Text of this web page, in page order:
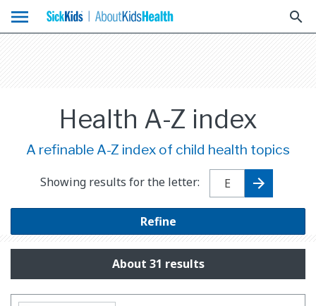
menu search
Health A-Z index
A refinable A-Z index of child health topics
Showing results for the letter:
Refine
About 31 results